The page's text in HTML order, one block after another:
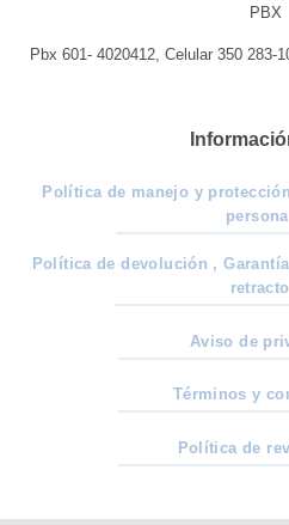
PBX
Pbx 601- 4020412, Celular 350 283-
Política de manejo y
personal
Política de devolución ,
retracto
Aviso de
Términos y
Política de